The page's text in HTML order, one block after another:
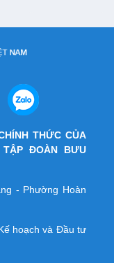
THỨC CỦA
ĐOÀN BƯU
- Phường Hoàn
hoạch và Đầu tư